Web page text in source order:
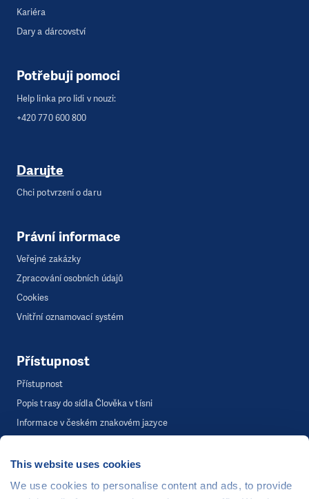
This website uses cookies
We use cookies to personalise content and ads, to provide
Kariéra
Dary a dárcovství
Potřebuji pomoci
Help linka pro lidi v nouzi:
+420 770 600 800
Darujte
Chci potvrzení o daru
Právní informace
Veřejné zakázky
Zpracování osobních údajů
Cookies
Vnitřní oznamovací systém
Přístupnost
Přístupnost
Popis trasy do sídla Člověka v tísni
Informace v českém znakovém jazyce
Webová stránka běží na bezplatně poskytnutém server hostingu od